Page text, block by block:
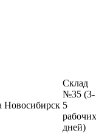
Новосибирск
Склад
№35 (3-
5
рабочих
дней)